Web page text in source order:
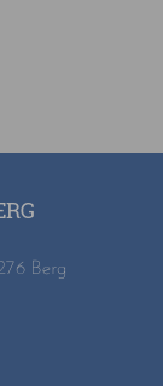
Berg